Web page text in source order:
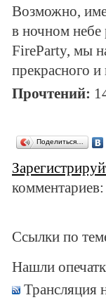
Возможно,
в ночном небе
FireParty, мы
прекрасного
Прочтений:
Поделиться…
Ссылки по
Нашли
Трансляция